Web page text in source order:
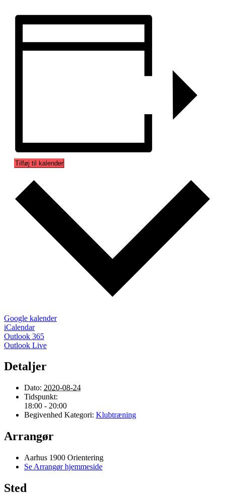
Tilføj til kalender
Google kalender
iCalendar
Outlook 365
Outlook Live
Detaljer
Dato: 2020-08-24
Tidspunkt:
18:00 - 20:00
Begivenhed Kategori: Klubtræning
Arrangør
Aarhus 1900 Orientering
Se Arrangør hjemmeside
Sted